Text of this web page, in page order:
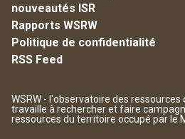
nouveautés ISR
Rapports WSRW
Politique de confidentialité
RSS Feed
WSRW - l'observatoire des ressources
travaille à rechercher et faire
ressources du territoire occupé par le